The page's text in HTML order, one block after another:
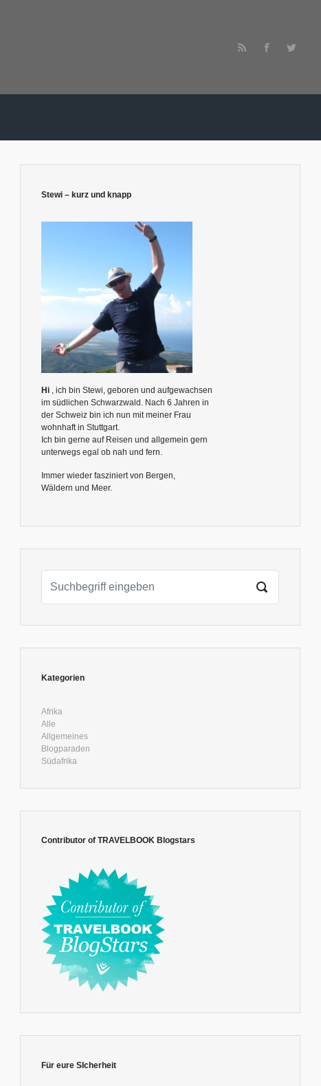
Stewi – kurz und knapp
Hi , ich bin Stewi, geboren und aufgewachsen
im südlichen Schwarzwald. Nach 6 Jahren in
der Schweiz bin ich nun mit meiner Frau
wohnhaft in Stuttgart.
Ich bin gerne auf Reisen und allgemein gern
unterwegs egal ob nah und fern.
Immer wieder fasziniert von Bergen,
Wäldern und Meer.
Kategorien
Afrika
Alle
Allgemeines
Blogparaden
Südafrika
Contributor of TRAVELBOOK Blogstars
Für eure SIcherheit